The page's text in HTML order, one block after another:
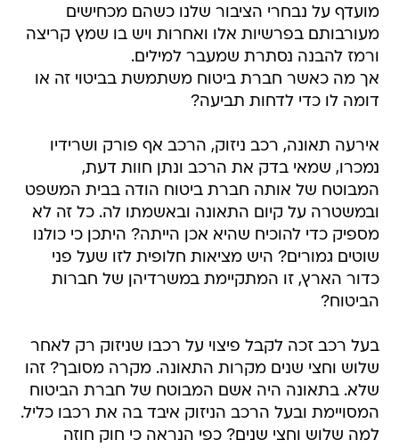
מועדף על נבחרי הציבור שלנו כשהם מכחישים
מעורבותם בפרשיות אלו ואחרות ויש בו שמץ קריצה
ורמז להבנה נסתרת שמעבר למילים.
אך מה כאשר חברת ביטוח משתמשת בביטוי זה או
דומה לו כדי לדחות תביעה?
אירעה תאונה, רכב ניזוק, הרכב אף פורק ושרידיו
נמכרו, שמאי בדק את הרכב ונתן חוות דעת,
המבוטח של אותה חברת ביטוח הודה בבית המשפט
ובמשטרה על קיום התאונה ובאשמתו לה. כל זה לא
מספיק כדי להוכיח שהיא אכן הייתה? היתכן כי כולנו
שוטים גמורים? היש מציאות חלופית לזו שעל פני
כדור הארץ, זו המתקיימת במשרדיהן של חברות
הביטוח?
בעל רכב זכה לקבל פיצוי על רכבו שניזוק רק לאחר
שלוש וחצי שנים מקרות התאונה. מקרה מסובך? זהו 
שלא. בתאונה היה אשם המבוטח של חברת הביטוח
המסויימת ובעל הרכב הניזוק איבד בה את רכבו כליל.
למה שלוש וחצי שנים? כפי הנראה כי חוק חוזה